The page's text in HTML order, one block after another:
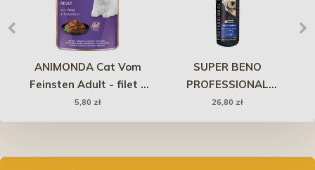
ANIMONDA Cat Vom
Feinsten Adult - filet z
dziczyzny z indykiem 85g
(saszetka)
5,80 zł
SUPER BENO
PROFESSIONAL
Szampon dla West
Terriera 250ml
26,80 zł